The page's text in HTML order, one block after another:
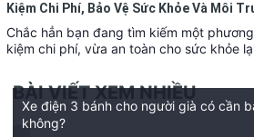
Kiệm Chi Phí, Bảo Vệ Sức Khỏe Và Môi
Chắc hẳn bạn đang tìm kiếm một
kiệm chi phí, vừa an toàn cho sức khỏe
BÀI VIẾT XEM NHIỀU
Xe điện 3 bánh cho người già có cần
không?